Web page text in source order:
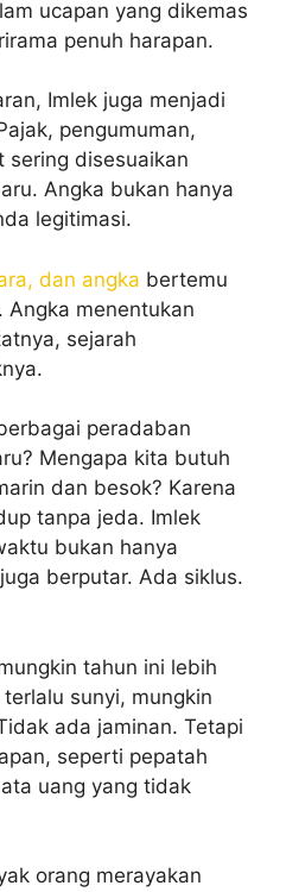
ucapan yang dikemas
penuh harapan.
Imlek juga menjadi
pengumuman,
sering disesuaikan
Angka bukan hanya
legitimasi.
dan angka bertemu
Angka menentukan
sejarah
peradaban
Mengapa kita butuh
dan besok? Karena
tanpa jeda. Imlek
bukan hanya
berputar. Ada siklus.
tahun ini lebih
sunyi, mungkin
ada jaminan. Tetapi
seperti pepatah
uang yang tidak
orang merayakan